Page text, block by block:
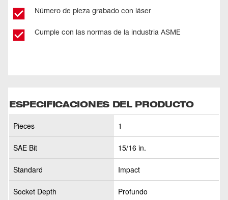
Número de pieza grabado con láser
Cumple con las normas de la industria ASME
ESPECIFICACIONES DEL PRODUCTO
Pieces 1
SAE Bit 15/16 in.
Standard Impact
Socket Depth Profundo